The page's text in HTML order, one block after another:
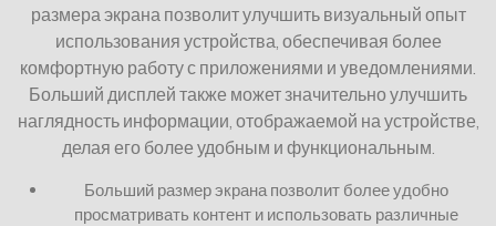
размера экрана позволит улучшить визуальный опыт
использования устройства, обеспечивая более
комфортную работу с приложениями и уведомлениями.
Больший дисплей также может значительно улучшить
наглядность информации, отображаемой на устройстве,
делая его более удобным и функциональным.
Больший размер экрана позволит более удобно
просматривать контент и использовать различные